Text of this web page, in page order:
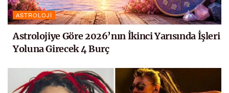
ASTROLOJI
Astrolojiye Göre 2026’nın İkinci Yarısında İşleri
Yoluna Girecek 4 Burç